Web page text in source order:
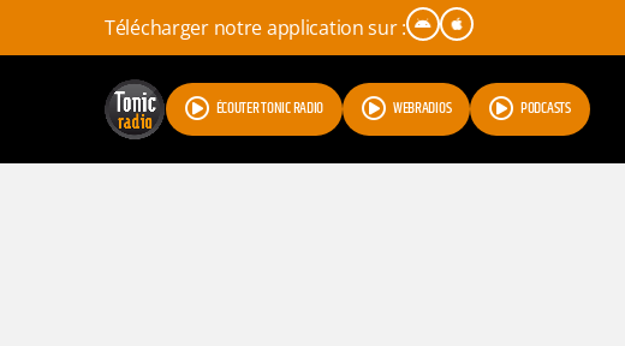
Télécharger notre application sur :
ÉCOUTER TONIC RADIO WEBRADIOS PODCASTS